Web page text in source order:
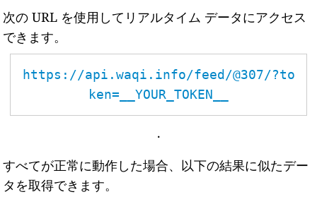
次の URL を使用してリアルタイム データにアクセス
できます。
https://api.waqi.info/feed/@307/?to
ken=__YOUR_TOKEN__
.
すべてが正常に動作した場合、以下の結果に似たデー
タを取得できます。